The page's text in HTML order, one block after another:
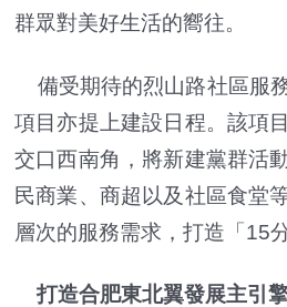
群眾對美好生活的嚮往。
備受期待的烈山路社區服
項目亦提上建設日程。該項
交口西南角，將新建黨群活
民商業、商超以及社區食堂
層次的服務需求，打造「15
打造合肥東北翼發展主引